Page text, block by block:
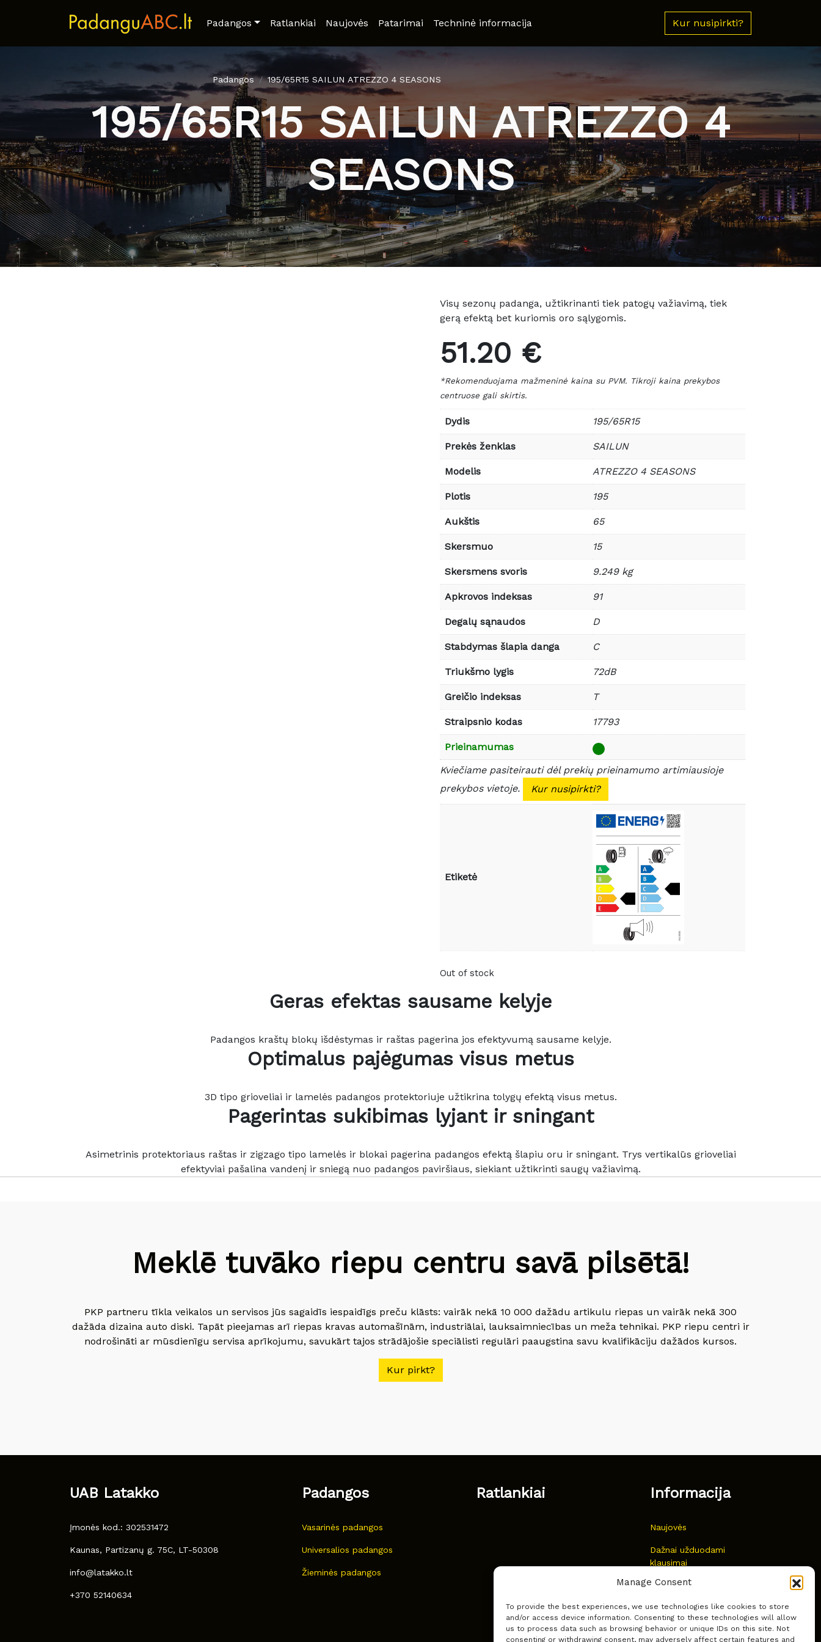
Manage Consent
To provide the best experiences, we use technologies like cookies to store
and/or access device information. Consenting to these technologies will allow
us to process data such as browsing behavior or unique IDs on this site. Not
consenting or withdrawing consent, may adversely affect certain features and
Padangos Ratlankiai Naujovės Patarimai Techninė informacija Kur nusipirkti?
Padangos 195/65R15 SAILUN ATREZZO 4 SEASONS
195/65R15 SAILUN ATREZZO 4
SEASONS
Visų sezonų padanga, užtikrinanti tiek patogų važiavimą, tiek
gerą efektą bet kuriomis oro sąlygomis.
51.20 €
*Rekomenduojama mažmeninė kaina su PVM. Tikroji kaina prekybos
centruose gali skirtis.
Dydis 195/65R15
Prekės ženklas SAILUN
Modelis ATREZZO 4 SEASONS
Plotis 195
Aukštis 65
Skersmuo 15
Skersmens svoris 9.249 kg
Apkrovos indeksas 91
Degalų sąnaudos D
Stabdymas šlapia danga C
Triukšmo lygis 72dB
Greičio indeksas T
Straipsnio kodas 17793
Prieinamumas
Kviečiame pasiteirauti dėl prekių prieinamumo artimiausioje
prekybos vietoje.
Kur nusipirkti?
Etiketė
Out of stock
Geras efektas sausame kelyje
Padangos kraštų blokų išdėstymas ir raštas pagerina jos efektyvumą sausame kelyje.
Optimalus pajėgumas visus metus
3D tipo grioveliai ir lamelės padangos protektoriuje užtikrina tolygų efektą visus metus.
Pagerintas sukibimas lyjant ir sningant
Asimetrinis protektoriaus raštas ir zigzago tipo lamelės ir blokai pagerina padangos efektą šlapiu oru ir sningant. Trys vertikalūs grioveliai
efektyviai pašalina vandenį ir sniegą nuo padangos paviršiaus, siekiant užtikrinti saugų važiavimą.
Meklē tuvāko riepu centru savā pilsētā!
PKP partneru tīkla veikalos un servisos jūs sagaidīs iespaidīgs preču klāsts: vairāk nekā 10 000 dažādu artikulu riepas un vairāk nekā 300
dažāda dizaina auto diski. Tapāt pieejamas arī riepas kravas automašīnām, industriālai, lauksaimniecības un meža tehnikai. PKP riepu centri ir
nodrošināti ar mūsdienīgu servisa aprīkojumu, savukārt tajos strādājošie speciālisti regulāri paaugstina savu kvalifikāciju dažādos kursos.
Kur pirkt?
UAB Latakko
Įmonės kod.: 302531472
Kaunas, Partizanų g. 75C, LT-50308
info@latakko.lt
+370 52140634
Padangos
Vasarinės padangos
Universalios padangos
Žieminės padangos
Ratlankiai Informacija
Naujovės
Dažnai užduodami
klausimai
Kur nusipirkti?
Privatumas